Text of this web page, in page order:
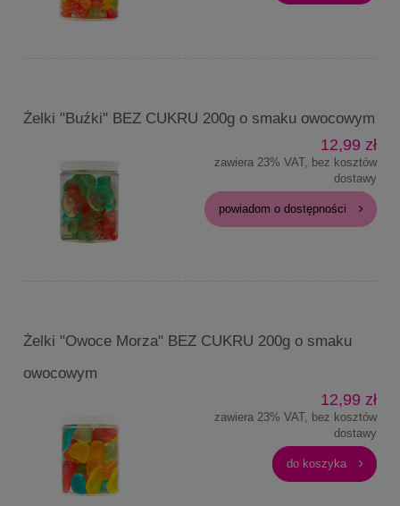
Żelki "Buźki" BEZ CUKRU 200g o smaku owocowym
12,99 zł
zawiera 23% VAT, bez kosztów
dostawy
powiadom o dostępności
Żelki "Owoce Morza" BEZ CUKRU 200g o smaku
owocowym
12,99 zł
zawiera 23% VAT, bez kosztów
dostawy
do koszyka